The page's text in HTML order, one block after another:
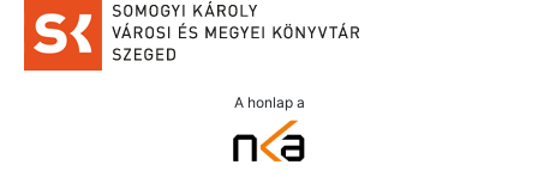
A honlap a